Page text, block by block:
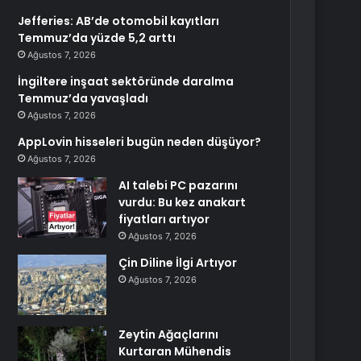
Jefferies: AB’de otomobil kayıtları
Temmuz’da yüzde 5,2 arttı
Ağustos 7, 2026
İngiltere inşaat sektöründe daralma
Temmuz’da yavaşladı
Ağustos 7, 2026
AppLovin hisseleri bugün neden düşüyor?
Ağustos 7, 2026
AI talebi PC pazarını
vurdu: Bu kez anakart
fiyatları artıyor
Ağustos 7, 2026
Çin Diline İlgi Artıyor
Ağustos 7, 2026
Zeytin Ağaçlarını
Kurtaran Mühendis